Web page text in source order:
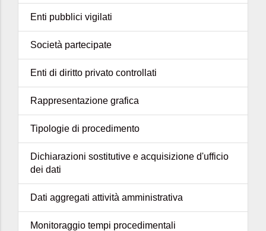
Enti pubblici vigilati
Società partecipate
Enti di diritto privato controllati
Rappresentazione grafica
Tipologie di procedimento
Dichiarazioni sostitutive e acquisizione d'ufficio
dei dati
Dati aggregati attività amministrativa
Monitoraggio tempi procedimentali